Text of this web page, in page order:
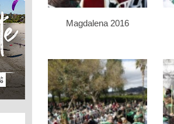
Magdalena 2016